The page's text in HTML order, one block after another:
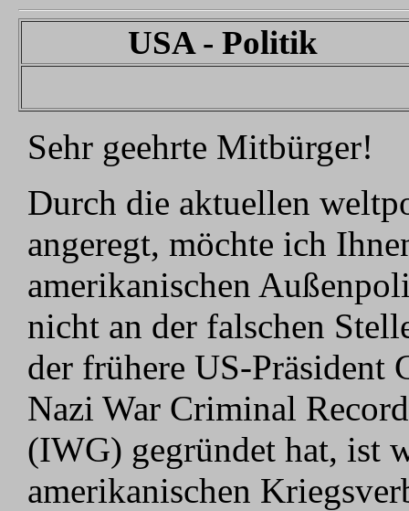
USA - Politik
Sehr geehrte Mitbürger!
Durch die aktuellen
angeregt, möchte ich
amerikanischen
nicht an der falschen
der frühere US-Präsident
Nazi War Criminal
(IWG) gegründet hat, ist
amerikanischen